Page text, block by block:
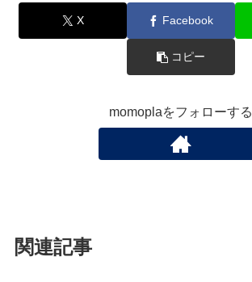
X Facebook
コピー
momoplaをフォローする
関連記事